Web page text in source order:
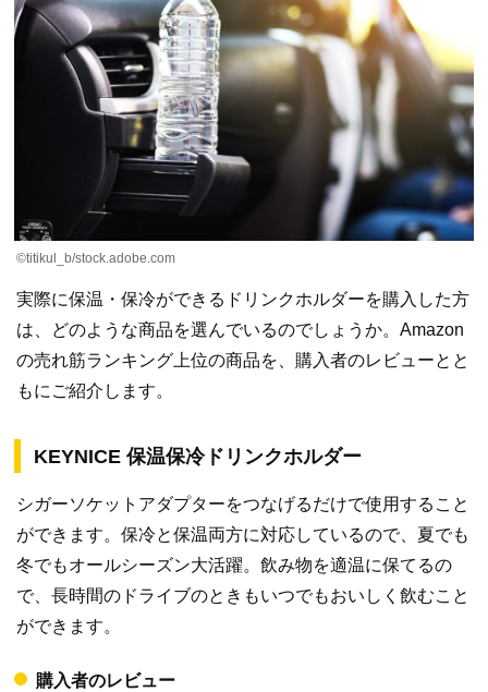
©titikul_b/stock.adobe.com
実際に保温・保冷ができるドリンクホルダーを購入した方
は、どのような商品を選んでいるのでしょうか。Amazon
の売れ筋ランキング上位の商品を、購入者のレビューとと
もにご紹介します。
KEYNICE 保温保冷ドリンクホルダー
シガーソケットアダプターをつなげるだけで使用すること
ができます。保冷と保温両方に対応しているので、夏でも
冬でもオールシーズン大活躍。飲み物を適温に保てるの
で、長時間のドライブのときもいつでもおいしく飲むこと
ができます。
購入者のレビュー